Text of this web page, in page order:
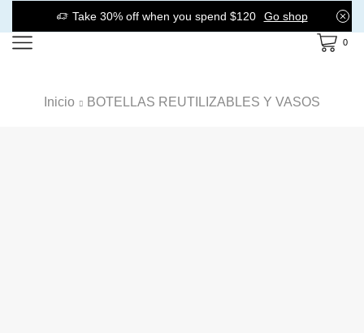
Take 30% off when you spend $120 Go shop
0
Inicio BOTELLAS REUTILIZABLES Y VASOS